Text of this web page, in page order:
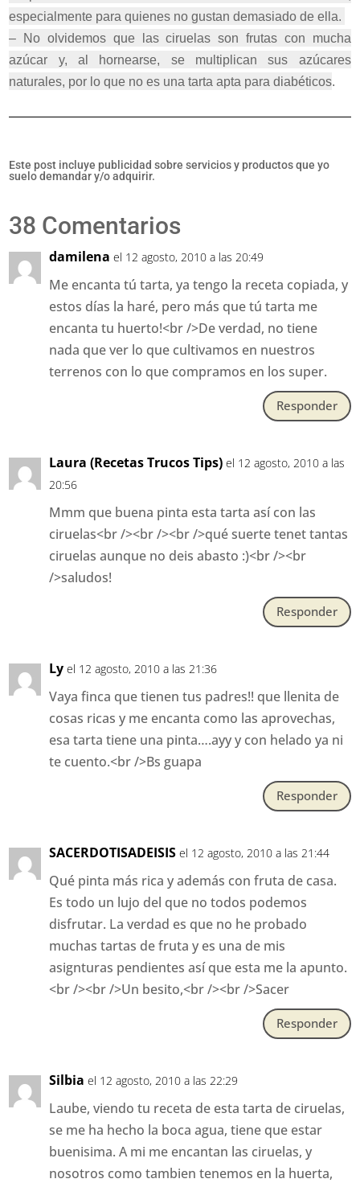
especialmente para quienes no gustan demasiado de ella.
– No olvidemos que las ciruelas son frutas con mucha
azúcar y, al hornearse, se multiplican sus azúcares
naturales, por lo que no es una tarta apta para diabéticos.
Este post incluye publicidad sobre servicios y productos que yo
suelo demandar y/o adquirir.
38 Comentarios
damilena el 12 agosto, 2010 a las 20:49
Me encanta tú tarta, ya tengo la receta copiada, y
estos días la haré, pero más que tú tarta me
encanta tu huerto!<br />De verdad, no tiene
nada que ver lo que cultivamos en nuestros
terrenos con lo que compramos en los super.
Responder
Laura (Recetas Trucos Tips) el 12 agosto, 2010 a las
20:56
Mmm que buena pinta esta tarta así con las
ciruelas<br /><br /><br />qué suerte tenet tantas
ciruelas aunque no deis abasto :)<br /><br
/>saludos!
Responder
Ly el 12 agosto, 2010 a las 21:36
Vaya finca que tienen tus padres!! que llenita de
cosas ricas y me encanta como las aprovechas,
esa tarta tiene una pinta….ayy y con helado ya ni
te cuento.<br />Bs guapa
Responder
SACERDOTISADEISIS el 12 agosto, 2010 a las 21:44
Qué pinta más rica y además con fruta de casa.
Es todo un lujo del que no todos podemos
disfrutar. La verdad es que no he probado
muchas tartas de fruta y es una de mis
asignturas pendientes así que esta me la apunto.
<br /><br />Un besito,<br /><br />Sacer
Responder
Silbia el 12 agosto, 2010 a las 22:29
Laube, viendo tu receta de esta tarta de ciruelas,
se me ha hecho la boca agua, tiene que estar
buenisima. A mi me encantan las ciruelas, y
nosotros como tambien tenemos en la huerta,